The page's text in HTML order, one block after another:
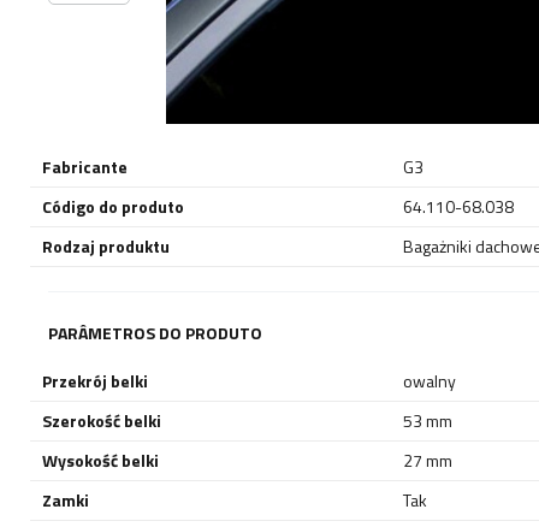
Fabricante
G3
Código do produto
64.110-68.038
Rodzaj produktu
Bagażniki
PARÂMETROS DO PRODUTO
Przekrój belki
owalny
Szerokość belki
53 mm
Wysokość belki
27 mm
Zamki
Tak